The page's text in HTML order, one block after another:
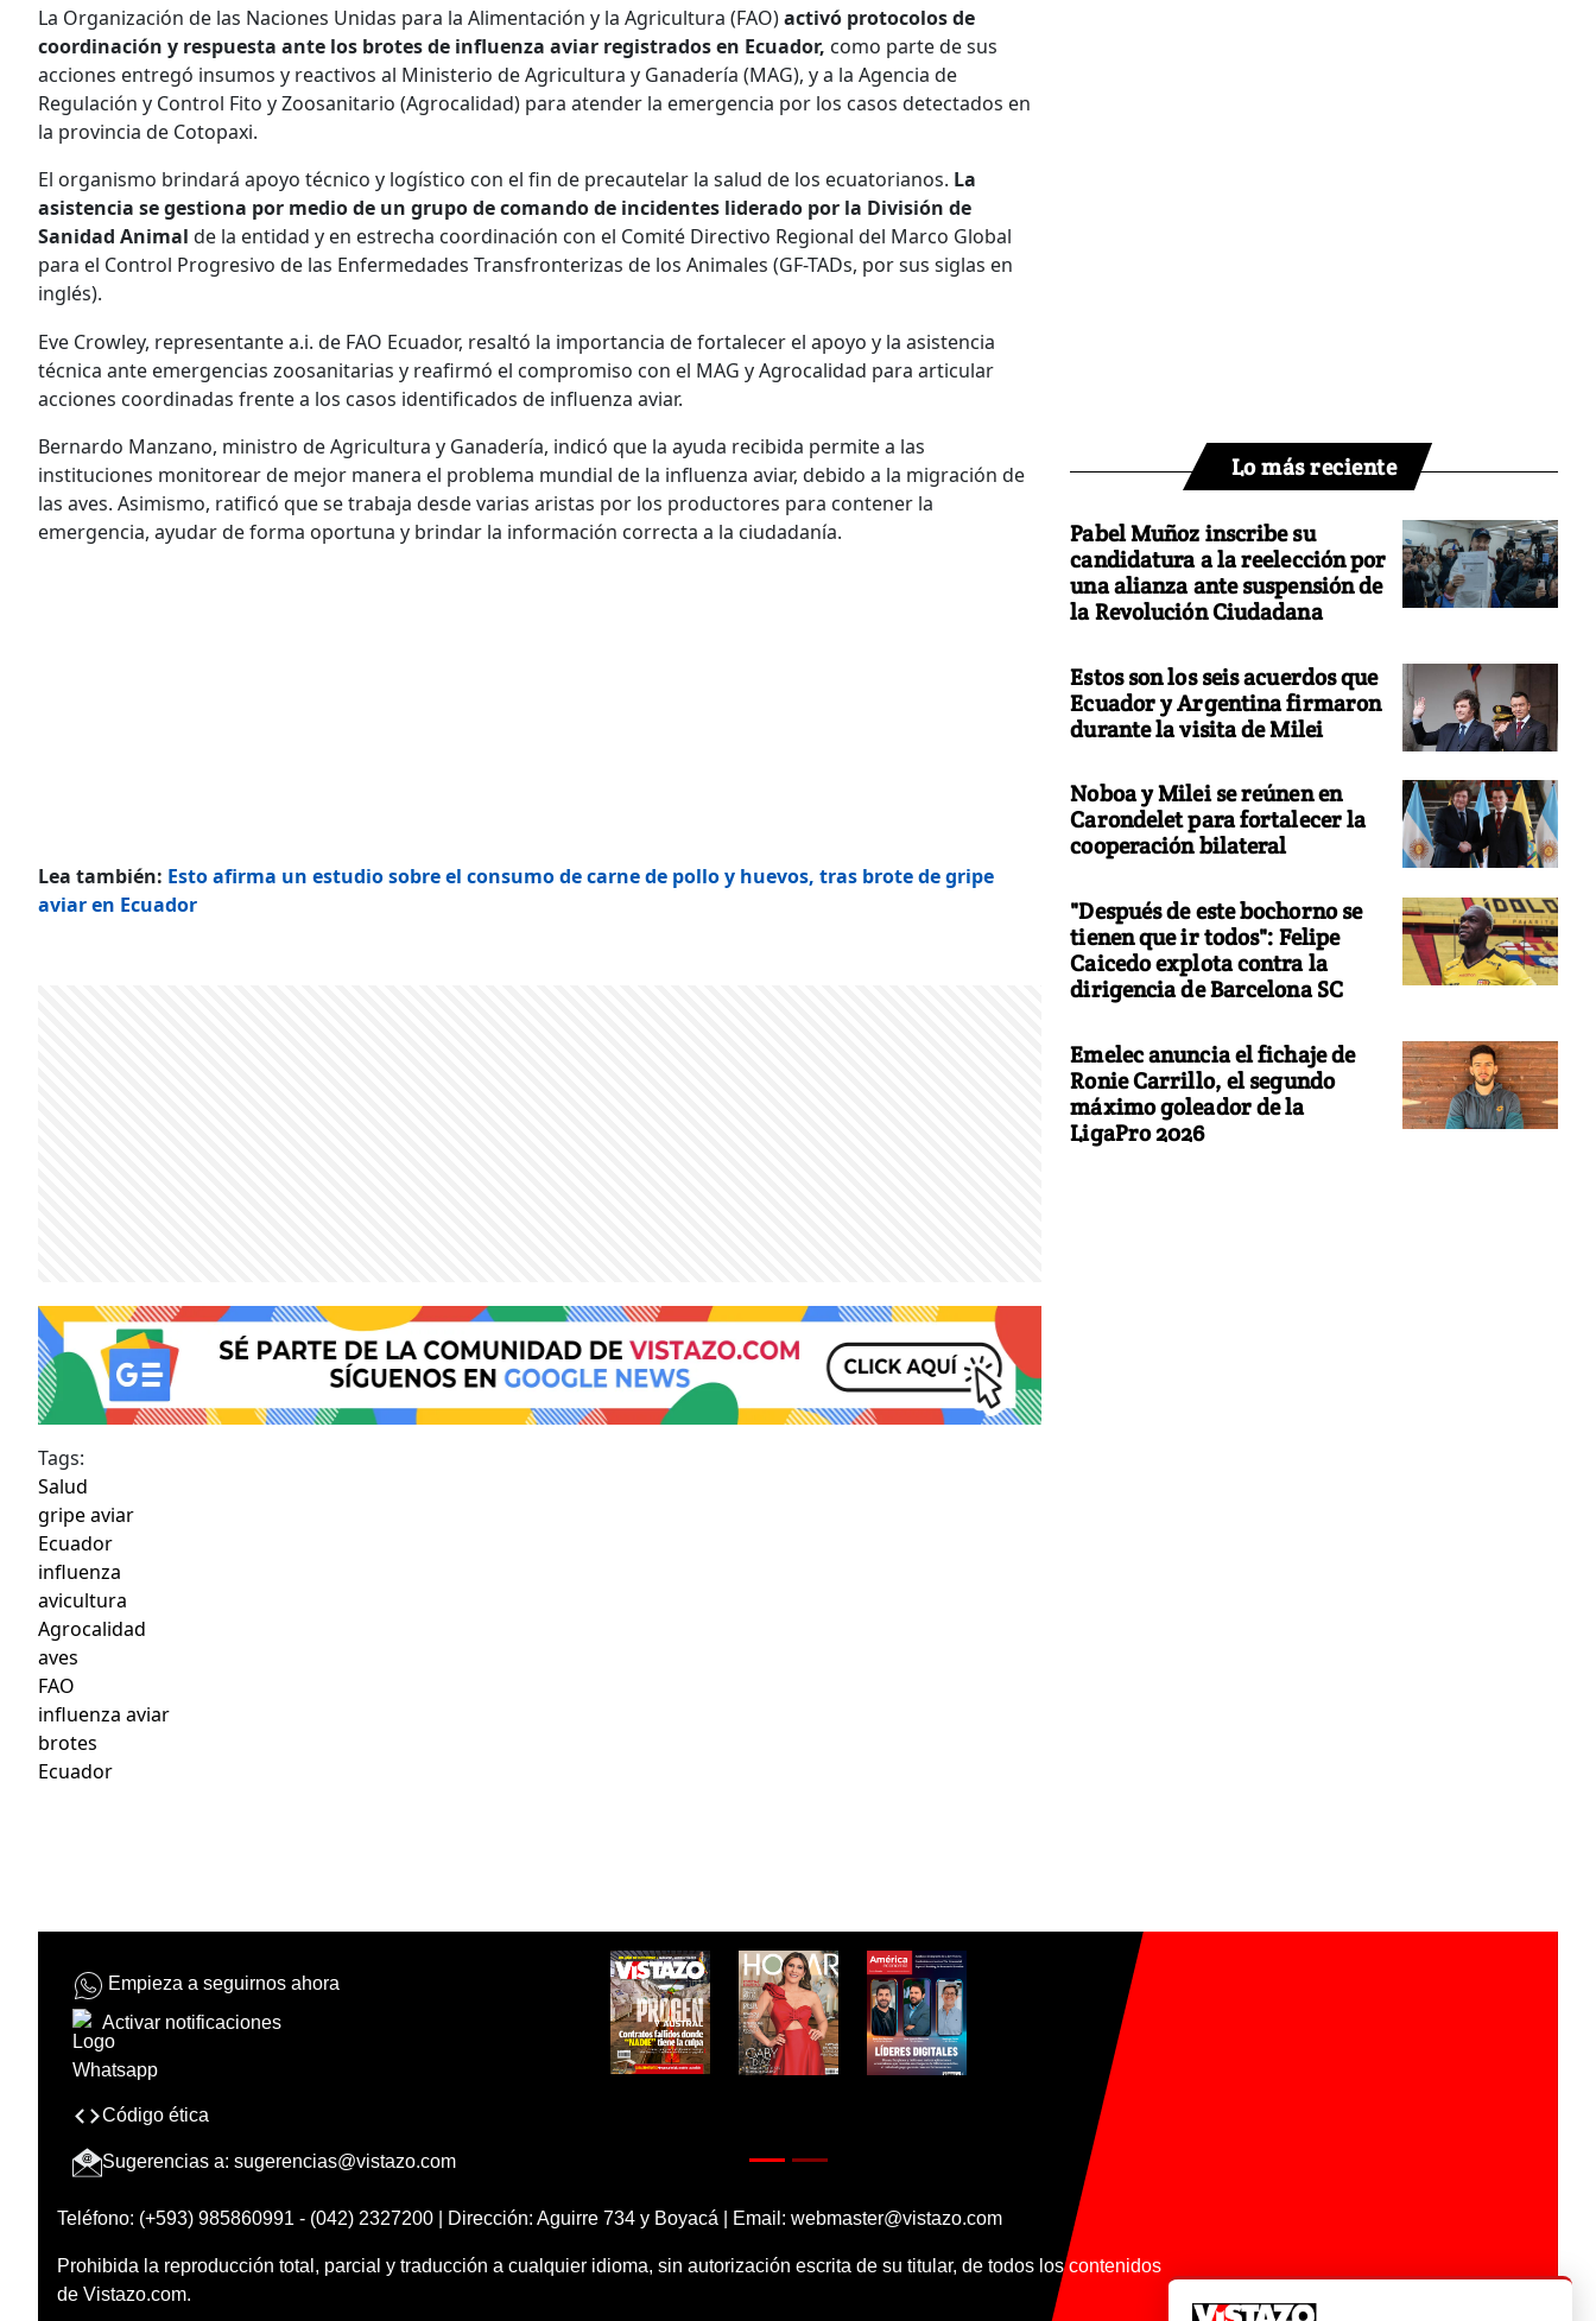
La Organización de las Naciones Unidas para la Alimentación y la Agricultura (FAO)activó protocolos de
coordinación y respuesta ante los brotes de influenza aviar registrados en Ecuador, como parte de sus
acciones entregó insumos y reactivos al Ministerio de Agricultura y Ganadería (MAG), y a la Agencia de
Regulación y Control Fito y Zoosanitario (Agrocalidad) para atender la emergencia por los casos detectados en
la provincia de Cotopaxi.
El organismo brindará apoyo técnico y logístico con el fin de precautelar la salud de los ecuatorianos. La
asistencia se gestiona por medio de un grupo de comando de incidentes liderado por la División de
Sanidad Animal de la entidad y en estrecha coordinación con el Comité Directivo Regional del Marco Global
para el Control Progresivo de las Enfermedades Transfronterizas de los Animales (GF-TADs, por sus siglas en
inglés).
Eve Crowley, representante a.i. de FAO Ecuador, resaltó la importancia de fortalecer el apoyo y la asistencia
técnica ante emergencias zoosanitarias y reafirmó el compromiso con el MAG y Agrocalidad para articular
acciones coordinadas frente a los casos identificados de influenza aviar.
Bernardo Manzano, ministro de Agricultura y Ganadería, indicó que la ayuda recibida permite a las
instituciones monitorear de mejor manera el problema mundial de la influenza aviar, debido a la migración de
las aves. Asimismo, ratificó que se trabaja desde varias aristas por los productores para contener la
emergencia, ayudar de forma oportuna y brindar la información correcta a la ciudadanía.
Lea también: Esto afirma un estudio sobre el consumo de carne de pollo y huevos, tras brote de gripe
aviar en Ecuador
Tags:
Salud
gripe aviar
Ecuador
influenza
avicultura
Agrocalidad
aves
FAO
influenza aviar
brotes
Ecuador
Lo más reciente
Pabel Muñoz inscribe su
candidatura a la reelección por
una alianza ante suspensión de
la Revolución Ciudadana
Estos son los seis acuerdos que
Ecuador y Argentina firmaron
durante la visita de Milei
Noboa y Milei se reúnen en
Carondelet para fortalecer la
cooperación bilateral
"Después de este bochorno se
tienen que ir todos": Felipe
Caicedo explota contra la
dirigencia de Barcelona SC
Emelec anuncia el fichaje de
Ronie Carrillo, el segundo
máximo goleador de la
LigaPro 2026
Empieza a seguirnos ahora
Activar notificaciones
Código ética
Sugerencias a: sugerencias@vistazo.com
Teléfono: (+593) 985860991 - (042) 2327200 | Dirección: Aguirre 734 y Boyacá | Email: webmaster@vistazo.com
Prohibida la reproducción total, parcial y traducción a cualquier idioma, sin autorización escrita de su titular, de todos los contenidos
de Vistazo.com.